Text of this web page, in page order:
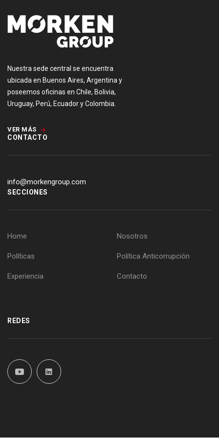
Nuestra sede central se encuentra
ubicada en Buenos Aires, Argentina y
poseemos oficinas en Chile, Bolivia,
Uruguay, Perú, Ecuador y Colombia.
VER MÁS
CONTACTO
info@morkengroup.com
SECCIONES
Home Nosotros
Políticas Política Anticorrupción
Experiencia Contacto
REDES